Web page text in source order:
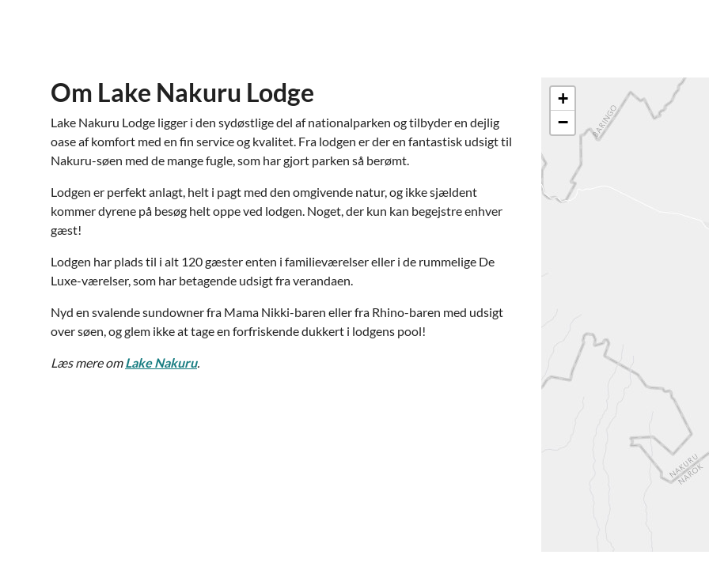
Om Lake Nakuru Lodge
Lake Nakuru Lodge ligger i den sydøstlige del af nationalparken og tilbyder en dejlig
oase af komfort med en fin service og kvalitet. Fra lodgen er der en fantastisk udsigt til
Nakuru-søen med de mange fugle, som har gjort parken så berømt.
Lodgen er perfekt anlagt, helt i pagt med den omgivende natur, og ikke sjældent
kommer dyrene på besøg helt oppe ved lodgen. Noget, der kun kan begejstre enhver
gæst!
Lodgen har plads til i alt 120 gæster enten i familieværelser eller i de rummelige De
Luxe-værelser, som har betagende udsigt fra verandaen.
Nyd en svalende sundowner fra Mama Nikki-baren eller fra Rhino-baren med udsigt
over søen, og glem ikke at tage en forfriskende dukkert i lodgens pool!
Læs mere om Lake Nakuru.
+
−